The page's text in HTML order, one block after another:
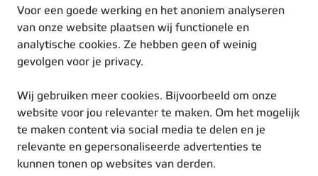
Werken bij Eneco
Duurzame inspiratie
© Eneco 2025
Voorwaarden
Privacystatement
Voor een goede werking en het anoniem analyseren
van onze website plaatsen wij functionele en
analytische cookies. Ze hebben geen of weinig
gevolgen voor je privacy.
Wij gebruiken meer cookies. Bijvoorbeeld om onze
website voor jou relevanter te maken. Om het mogelijk
te maken content via social media te delen en je
relevante en gepersonaliseerde advertenties te
kunnen tonen op websites van derden.